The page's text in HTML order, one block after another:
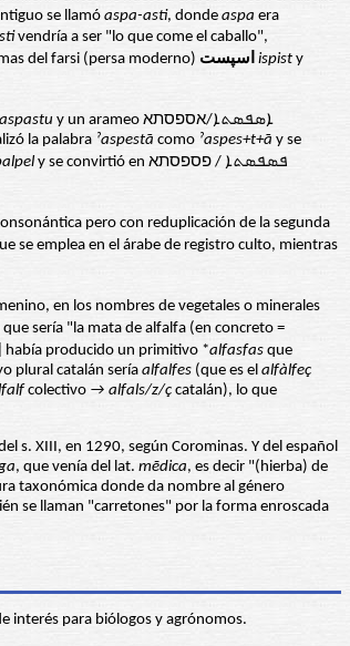
se llamóaspa-asti, donde aspa era
vendría a ser "lo que come el caballo",
del farsi (persa moderno) اسپست ispist y
aspastu y un arameo ܐܣܦܣܬܐ/אספסתא
la palabra ˀaspestā como ˀaspes+t+ā y se
y se convirtió en ܦܣܦܣܬܐ / פספסתא
pero con reduplicación de la segunda
se emplea en el árabe de registro culto, mientras
en los nombres de vegetales o minerales
] que sería "la mata de alfalfa (en concreto =
] había producido un primitivo *alfasfas que
plural catalán sería alfalfes (que es el alfàlfeç
colectivo → alfals/z/ç catalán), lo que
s. XIII, en 1290, según Corominas. Y del español
, que venía del lat. mēdica, es decir "(hierba) de
taxonómica donde da nombre al género
se llaman "carretones" por la forma enroscada
interés para biólogos y agrónomos.